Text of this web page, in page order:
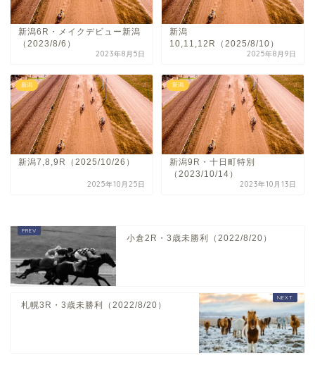
新潟6R・メイクデビュー新潟
（2023/8/6）
2023年8月5日
新潟
10,11,12R（2025/8/10）
2025年8月9日
新潟
新潟7,8,9R（2025/10/26）
2025年10月25日
新潟
新潟9R・十日町特別
（2023/10/14）
2023年10月13日
小倉2R・3歳未勝利（2022/8/20）
札幌3R・3歳未勝利（2022/8/20）